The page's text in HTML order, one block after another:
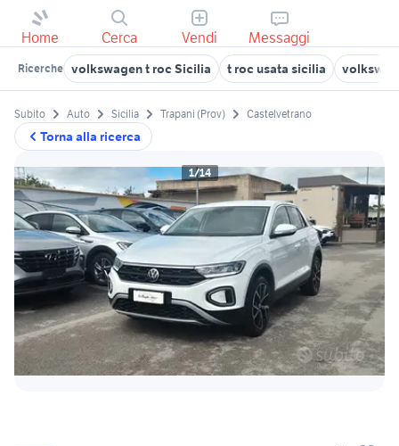
Home Cerca Vendi Messaggi
Ricerche volkswagen t roc Sicilia t roc usata sicilia
Torna alla ricerca
Subito Auto Sicilia Trapani (Prov) Castelvetrano
1/14